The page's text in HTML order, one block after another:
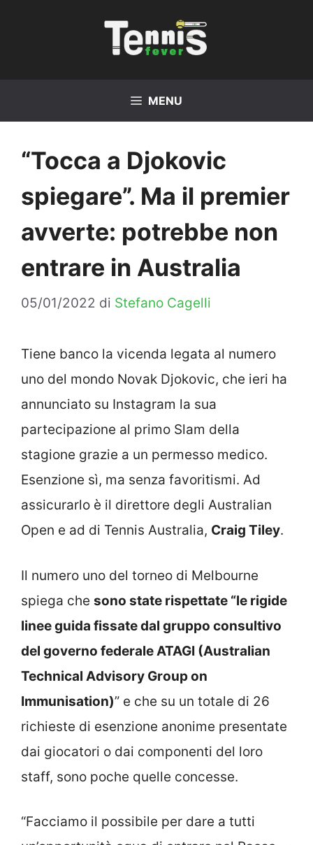
MENU
“Tocca a Djokovic
spiegare”. Ma il premier
avverte: potrebbe non
entrare in Australia
05/01/2022 di Stefano Cagelli
Tiene banco la vicenda legata al numero
uno del mondo Novak Djokovic, che ieri ha
annunciato su Instagram la sua
partecipazione al primo Slam della
stagione grazie a un permesso medico.
Esenzione sì, ma senza favoritismi. Ad
assicurarlo è il direttore degli Australian
Open e ad di Tennis Australia, Craig Tiley.
Il numero uno del torneo di Melbourne
spiega che sono state rispettate “le rigide
linee guida fissate dal gruppo consultivo
del governo federale ATAGI (Australian
Technical Advisory Group on
Immunisation)” e che su un totale di 26
richieste di esenzione anonime presentate
dai giocatori o dai componenti del loro
staff, sono poche quelle concesse.
“Facciamo il possibile per dare a tutti